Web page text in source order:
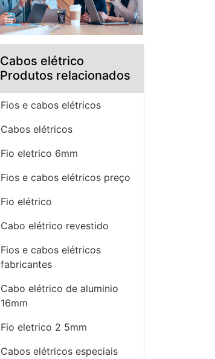
Cabos elétrico
Produtos relacionados
Fios e cabos elétricos
Cabos elétricos
Fio eletrico 6mm
Fios e cabos elétricos preço
Fio elétrico
Cabo elétrico revestido
Fios e cabos elétricos
fabricantes
Cabo elétrico de aluminio
16mm
Fio eletrico 2 5mm
Cabos elétricos especiais